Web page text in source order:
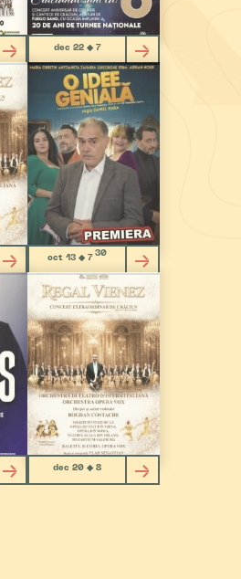
dec 22 ◆ 7
oct 13 ◆ 7 30
dec 20 ◆ 8